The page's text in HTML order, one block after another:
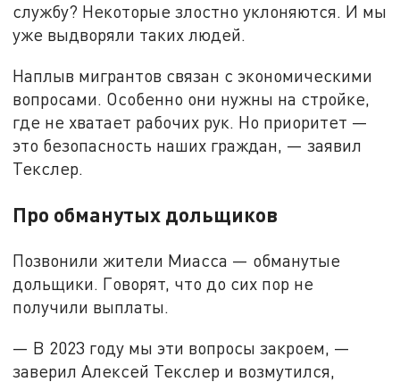
службу? Некоторые злостно уклоняются. И мы
уже выдворяли таких людей.
Наплыв мигрантов связан с экономическими
вопросами. Особенно они нужны на стройке,
где не хватает рабочих рук. Но приоритет —
это безопасность наших граждан, — заявил
Текслер.
Про обманутых дольщиков
Позвонили жители Миасса — обманутые
дольщики. Говорят, что до сих пор не
получили выплаты.
— В 2023 году мы эти вопросы закроем, —
заверил Алексей Текслер и возмутился,